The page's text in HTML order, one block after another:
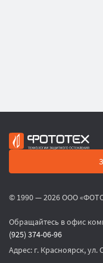
© 1990 — 2026 ООО
Обращайтесь в офис
(925) 374-06-96
Адрес: г. Красноярск, ул.